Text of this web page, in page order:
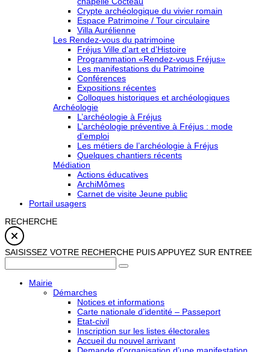
Crypte archéologique du vivier romain
Espace Patrimoine / Tour circulaire
Villa Aurélienne
Les Rendez-vous du patrimoine
Fréjus Ville d’art et d’Histoire
Programmation «Rendez-vous Fréjus»
Les manifestations du Patrimoine
Conférences
Expositions récentes
Colloques historiques et archéologiques
Archéologie
L’archéologie à Fréjus
L’archéologie préventive à Fréjus : mode
d’emploi
Les métiers de l’archéologie à Fréjus
Quelques chantiers récents
Médiation
Actions éducatives
ArchiMômes
Carnet de visite Jeune public
Portail usagers
RECHERCHE
SAISISSEZ VOTRE RECHERCHE PUIS APPUYEZ SUR ENTREE
Mairie
Démarches
Notices et informations
Carte nationale d’identité – Passeport
Etat-civil
Inscription sur les listes électorales
Accueil du nouvel arrivant